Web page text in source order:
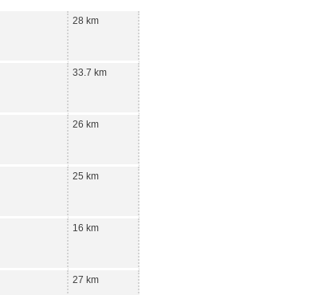
28 km
33.7 km
26 km
25 km
16 km
27 km